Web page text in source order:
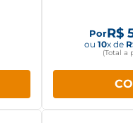
PorR$
ou10x de
(Total a